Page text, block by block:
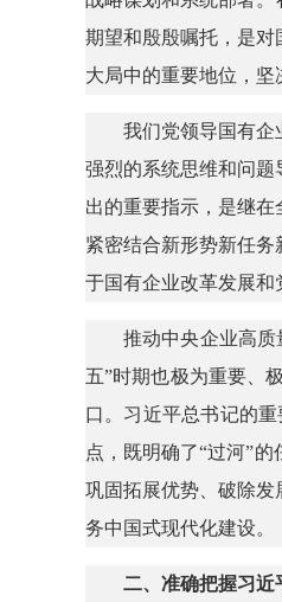
期望和殷殷嘱托，是
大局中的重要地位，坚
我们党领导国有企
强烈的系统思维和问
出的重要指示，是继
紧密结合新形势新任
于国有企业改革发展和
推动中央企业高
五”时期也极为重要、
口。习近平总书记的
点，既明确了“过河”
巩固拓展优势、破除
务中国式现代化建设。
二、准确把握习近